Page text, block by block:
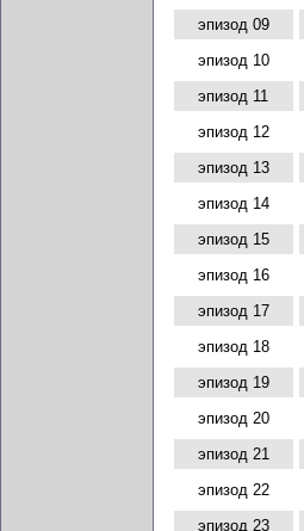
эпизод 09
эпизод 10
эпизод 11
эпизод 12
эпизод 13
эпизод 14
эпизод 15
эпизод 16
эпизод 17
эпизод 18
эпизод 19
эпизод 20
эпизод 21
эпизод 22
эпизод 23